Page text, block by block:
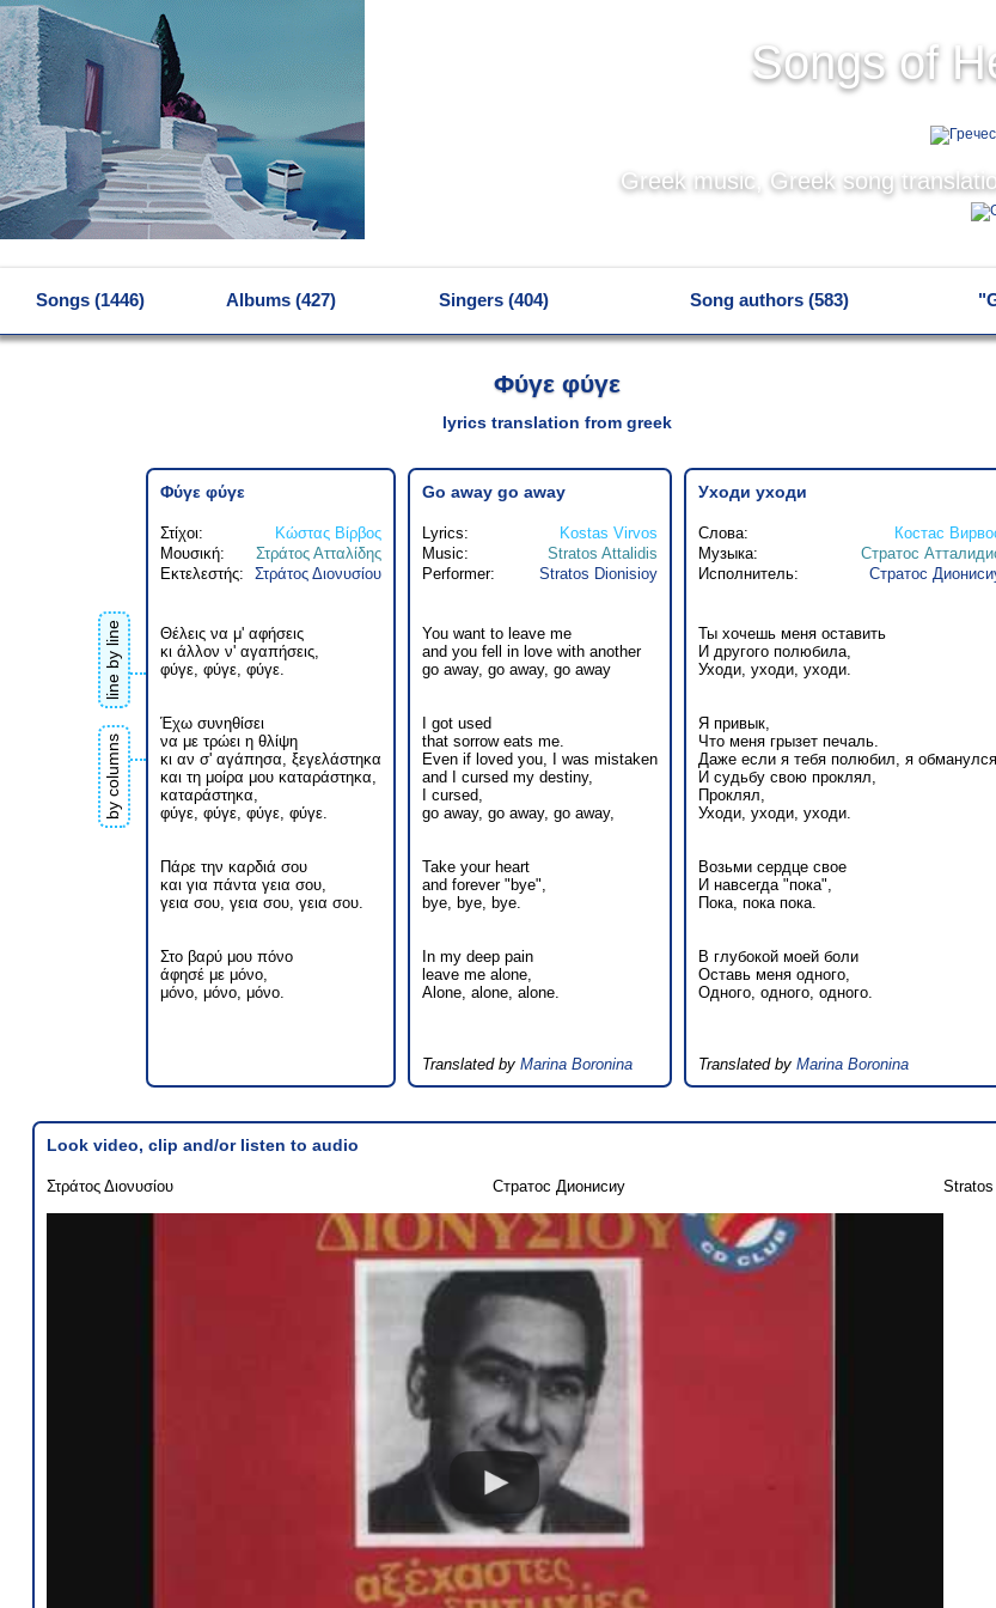
Songs of
Greek music, Greek song
Songs (1446) Albums (427) Singers (404) Song authors (583)
Φύγε φύγε
lyrics translation from greek
line by line
by columns
Φύγε φύγε
Στίχοι:
Κώστας Βίρβος
Μουσική:
Στράτος Ατταλίδης
Εκτελεστής:
Στράτος Διονυσίου
Θέλεις να μ' αφήσεις
κι άλλον ν' αγαπήσεις,
φύγε, φύγε, φύγε.
Έχω συνηθίσει
να με τρώει η θλίψη
κι αν σ' αγάπησα, ξεγελάστηκα
και τη μοίρα μου καταράστηκα,
καταράστηκα,
φύγε, φύγε, φύγε, φύγε.
Πάρε την καρδιά σου
και για πάντα γεια σου,
γεια σου, γεια σου, γεια σου.
Στο βαρύ μου πόνο
άφησέ με μόνο,
μόνο, μόνο, μόνο.
Go away go away
Lyrics:
Kostas Virvos
Music:
Stratos Attalidis
Performer:
Stratos Dionisioy
You want to leave me
and you fell in love with another
go away, go away, go away
I got used
that sorrow eats me.
Even if loved you, I was mistaken
and I cursed my destiny,
I cursed,
go away, go away, go away,
Take your heart
and forever "bye",
bye, bye, bye.
In my deep pain
leave me alone,
Alone, alone, alone.
Translated by Marina Boronina
Уходи уходи
Слова:
Костас
Музыка:
Стратос
Исполнитель:
Стратос
Ты хочешь меня оставить
И другого полюбила,
Уходи, уходи, уходи.
Я привык,
Что меня грызет печаль.
Даже если я тебя полюбил, я
И судьбу свою проклял,
Проклял,
Уходи, уходи, уходи.
Возьми сердце свое
И навсегда "пока",
Пока, пока пока.
В глубокой моей боли
Оставь меня одного,
Одного, одного, одного.
Translated by Marina Boronina
Look video, clip and/or listen to audio
Στράτος Διονυσίου Стратос Дионисиу